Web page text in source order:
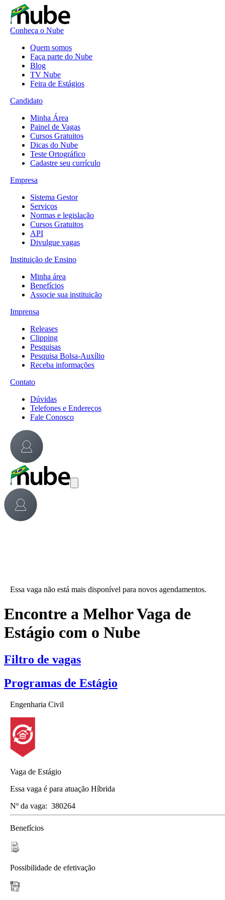
Conheça o Nube
Quem somos
Faça parte do Nube
Blog
TV Nube
Feira de Estágios
Candidato
Minha Área
Painel de Vagas
Cursos Gratuitos
Dicas do Nube
Teste Ortográfico
Cadastre seu currículo
Empresa
Sistema Gestor
Serviços
Normas e legislação
Cursos Gratuitos
API
Divulgue vagas
Instituição de Ensino
Minha área
Benefícios
Associe sua instituição
Imprensa
Releases
Clipping
Pesquisas
Pesquisa Bolsa-Auxílio
Receba informações
Contato
Dúvidas
Telefones e Endereços
Fale Conosco
Essa vaga não está mais disponível para novos agendamentos.
Encontre a Melhor Vaga de
Estágio com o Nube
Filtro de vagas
Programas de Estágio
Engenharia Civil
Vaga de Estágio
Essa vaga é para atuação Híbrida
Nº da vaga: 380264
Benefícios
Possibilidade de efetivação